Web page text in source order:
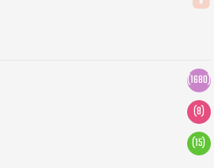
(1680)
(8)
(15)